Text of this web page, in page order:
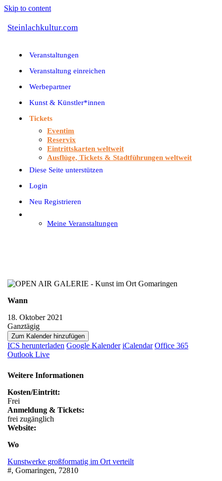
Skip to content
Steinlachkultur.com
Veranstaltungen
Veranstaltung einreichen
Werbepartner
Kunst & Künstler*innen
Tickets
Eventim
Reservix
Eintrittskarten weltweit
Ausflüge, Tickets & Stadtführungen weltweit
Diese Seite unterstützen
Login
Neu Registrieren
Meine Veranstaltungen
Wann
18. Oktober 2021
Ganztägig
Zum Kalender hinzufügen
ICS herunterladen Google Kalender iCalendar Office 365
Outlook Live
Weitere Informationen
Kosten/Eintritt:
Frei
Anmeldung & Tickets:
frei zugänglich
Website:
Wo
Kunstwerke großformatig im Ort verteilt
#, Gomaringen, 72810